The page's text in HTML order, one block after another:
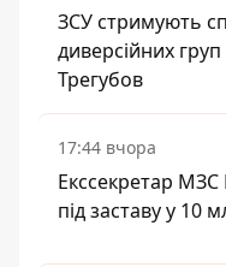
ЗСУ стримують
диверсійних
Трегубов
17:44 вчора
Екссекретар
під заставу у 10